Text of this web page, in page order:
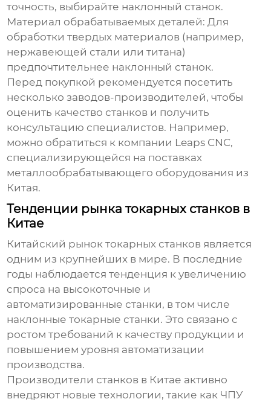
точность, выбирайте наклонный станок.
Материал обрабатываемых деталей: Для
обработки твердых материалов (например,
нержавеющей стали или титана)
предпочтительнее наклонный станок.
Перед покупкой рекомендуется посетить
несколько заводов-производителей, чтобы
оценить качество станков и получить
консультацию специалистов. Например,
можно обратиться к компании Leaps CNC,
специализирующейся на поставках
металлообрабатывающего оборудования из
Китая.
Тенденции рынка токарных станков в
Китае
Китайский рынок токарных станков является
одним из крупнейших в мире. В последние
годы наблюдается тенденция к увеличению
спроса на высокоточные и
автоматизированные станки, в том числе
наклонные токарные станки. Это связано с
ростом требований к качеству продукции и
повышением уровня автоматизации
производства.
Производители станков в Китае активно
внедряют новые технологии, такие как ЧПУ